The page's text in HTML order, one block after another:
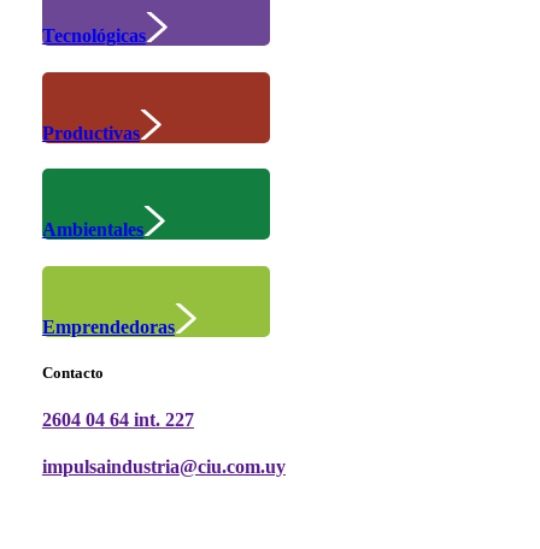
Tecnológicas
Productivas
Ambientales
Emprendedoras
Contacto
2604 04 64 int. 227
impulsaindustria@ciu.com.uy